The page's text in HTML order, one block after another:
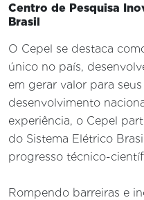
Centro de Pesquisa
Brasil
O Cepel se destaca
único no país,
em gerar valor para
desenvolvimento
experiência, o Cepel
do Sistema Elétrico
progresso técnico-
Rompendo barreiras e